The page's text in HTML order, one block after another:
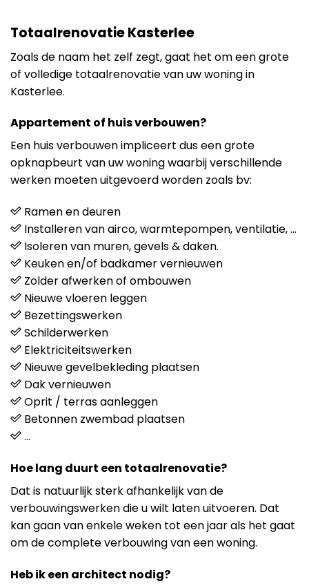
Totaalrenovatie Kasterlee
Zoals de naam het zelf zegt, gaat het om een grote
of volledige totaalrenovatie van uw woning in
Kasterlee.
Appartement of huis verbouwen?
Een huis verbouwen impliceert dus een grote
opknapbeurt van uw woning waarbij verschillende
werken moeten uitgevoerd worden zoals bv:
Ramen en deuren
Installeren van airco, warmtepompen, ventilatie, …
Isoleren van muren, gevels & daken.
Keuken en/of badkamer vernieuwen
Zolder afwerken of ombouwen
Nieuwe vloeren leggen
Bezettingswerken
Schilderwerken
Elektriciteitswerken
Nieuwe gevelbekleding plaatsen
Dak vernieuwen
Oprit / terras aanleggen
Betonnen zwembad plaatsen
…
Hoe lang duurt een totaalrenovatie?
Dat is natuurlijk sterk afhankelijk van de
verbouwingswerken die u wilt laten uitvoeren. Dat
kan gaan van enkele weken tot een jaar als het gaat
om de complete verbouwing van een woning.
Heb ik een architect nodig?